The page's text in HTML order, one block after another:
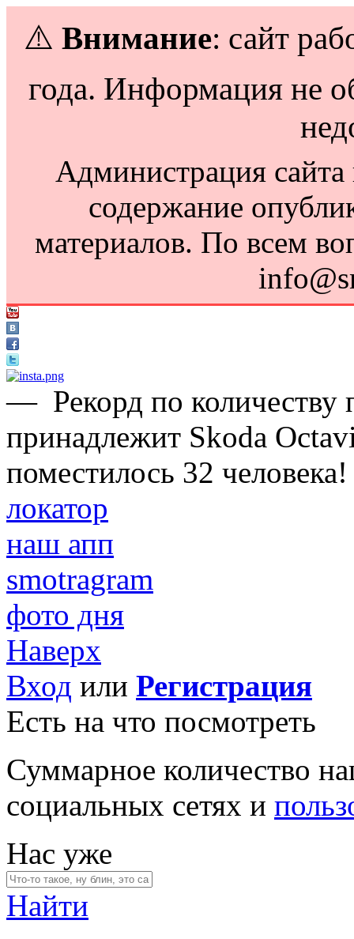
⚠️ Внимание: сайт
года. Информация не
Администрация сайта
содержание
материалов. По всем
— Рекорд по количеству
принадлежит Skoda
поместилось 32 человека!
локатор
наш апп
smotragram
фото дня
Наверх
Вход или Регистрация
Есть на что посмотреть
Суммарное количество
социальных сетях и
Нас уже
Найти